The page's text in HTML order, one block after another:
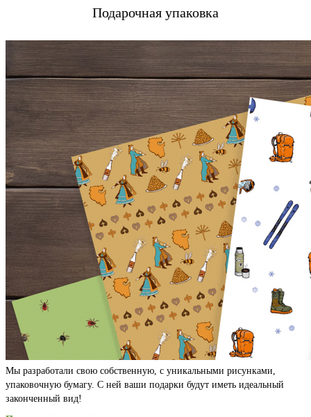
Подарочная упаковка
Мы разработали свою собственную, с уникальными рисунками,
упаковочную бумагу. С ней ваши подарки будут иметь идеальный
законченный вид!